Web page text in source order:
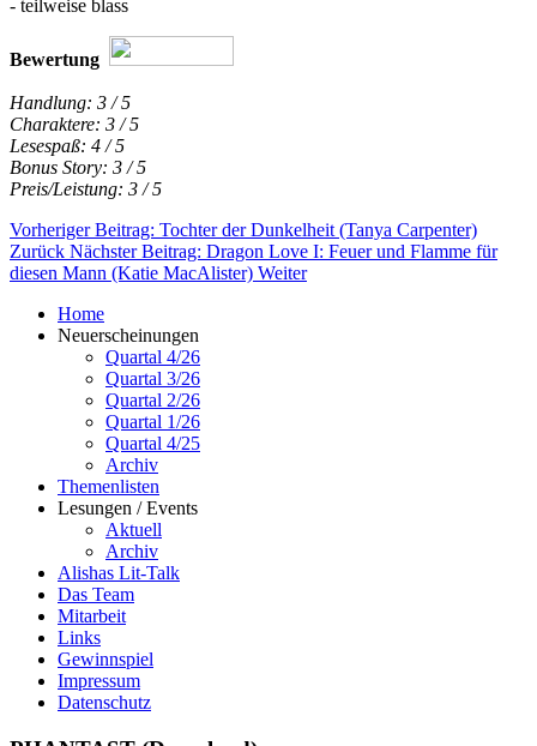
- teilweise blass
Bewertung
Handlung: 3 / 5
Charaktere: 3 / 5
Lesespaß: 4 / 5
Bonus Story: 3 / 5
Preis/Leistung: 3 / 5
Vorheriger Beitrag: Tochter der Dunkelheit (Tanya Carpenter)
Zurück Nächster Beitrag: Dragon Love I: Feuer und Flamme für
diesen Mann (Katie MacAlister) Weiter
Home
Neuerscheinungen
Quartal 4/26
Quartal 3/26
Quartal 2/26
Quartal 1/26
Quartal 4/25
Archiv
Themenlisten
Lesungen / Events
Aktuell
Archiv
Alishas Lit-Talk
Das Team
Mitarbeit
Links
Gewinnspiel
Impressum
Datenschutz